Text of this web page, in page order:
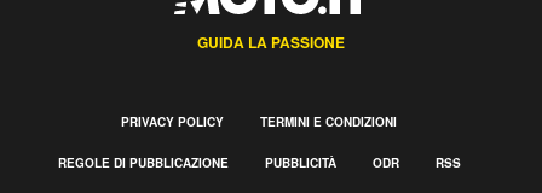
GUIDA LA PASSIONE
PRIVACY POLICY TERMINI E CONDIZIONI
REGOLE DI PUBBLICAZIONE PUBBLICITÀ ODR RSS